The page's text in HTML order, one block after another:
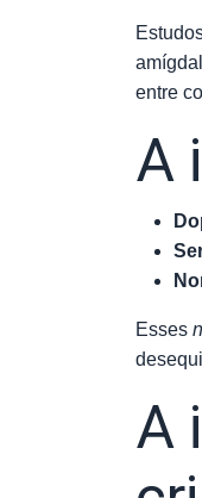
entre
A
Esses
A